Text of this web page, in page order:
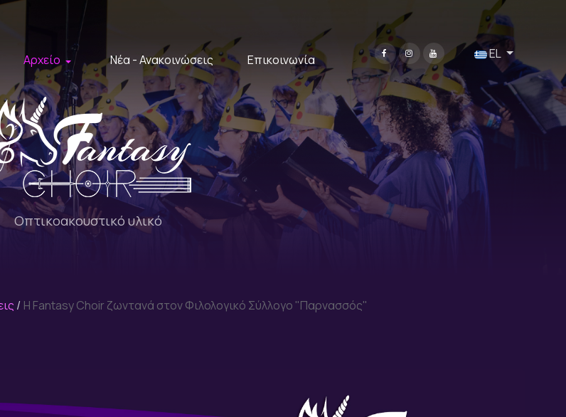
Αρχείο Νέα - Ανακοινώσεις Επικοινωνία Επιλέξτε τη γλώσσα
EL
Οπτικοακουστικό υλικό
Η Fantasy Choir ζωντανά στον Φιλολογικό Σύλλογο "Παρνασσός"